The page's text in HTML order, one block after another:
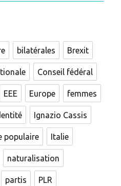
bilatérales Brexit
Conseil fédéral
EEE Europe femmes
Ignazio Cassis
populaire Italie
naturalisation
partis PLR